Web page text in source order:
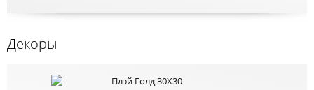
Декоры
Плэй Голд 30X30